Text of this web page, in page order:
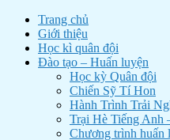
Trang chủ
Giới thiệu
Học kì quân đội
Đào tạo – Huấn luyện
Học kỳ Quân đội
Chiến Sỹ Tí Hon
Hành Trình Trải
Trại Hè Tiếng Anh
Chương trình huấn